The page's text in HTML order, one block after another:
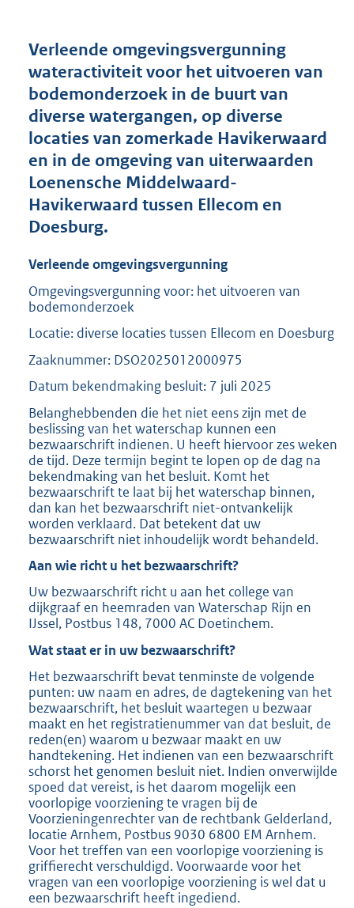
r
o
t
e
:
2
1
K
Verleende omgevingsvergunning
wateractiviteit voor het uitvoeren van
bodemonderzoek in de buurt van
diverse watergangen, op diverse
locaties van zomerkade Havikerwaard
en in de omgeving van uiterwaarden
Loenensche Middelwaard-
Havikerwaard tussen Ellecom en
Doesburg.
Verleende omgevingsvergunning
Omgevingsvergunning voor: het uitvoeren van
bodemonderzoek
Locatie: diverse locaties tussen Ellecom en Doesburg
Zaaknummer: DSO2025012000975
Datum bekendmaking besluit: 7 juli 2025
Belanghebbenden die het niet eens zijn met de
beslissing van het waterschap kunnen een
bezwaarschrift indienen. U heeft hiervoor zes weken
de tijd. Deze termijn begint te lopen op de dag na
bekendmaking van het besluit. Komt het
bezwaarschrift te laat bij het waterschap binnen,
dan kan het bezwaarschrift niet-ontvankelijk
worden verklaard. Dat betekent dat uw
bezwaarschrift niet inhoudelijk wordt behandeld.
Aan wie richt u het bezwaarschrift?
Uw bezwaarschrift richt u aan het college van
dijkgraaf en heemraden van Waterschap Rijn en
IJssel, Postbus 148, 7000 AC Doetinchem.
Wat staat er in uw bezwaarschrift?
Het bezwaarschrift bevat tenminste de volgende
punten: uw naam en adres, de dagtekening van het
bezwaarschrift, het besluit waartegen u bezwaar
maakt en het registratienummer van dat besluit, de
reden(en) waarom u bezwaar maakt en uw
handtekening. Het indienen van een bezwaarschrift
schorst het genomen besluit niet. Indien onverwijlde
spoed dat vereist, is het daarom mogelijk een
voorlopige voorziening te vragen bij de
Voorzieningenrechter van de rechtbank Gelderland,
locatie Arnhem, Postbus 9030 6800 EM Arnhem.
Voor het treffen van een voorlopige voorziening is
griffierecht verschuldigd. Voorwaarde voor het
vragen van een voorlopige voorziening is wel dat u
een bezwaarschrift heeft ingediend.